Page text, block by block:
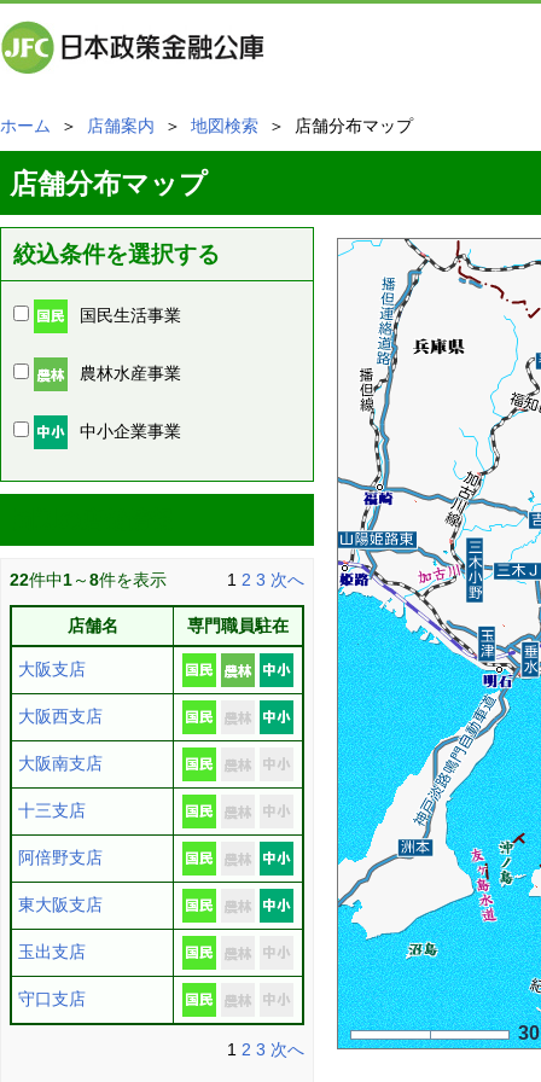
ホーム ＞ 店舗案内 ＞ 地図検索 ＞ 店舗分布マップ
店舗分布マップ
絞込条件を選択する
国民生活事業
農林水産事業
中小企業事業
22件中1～8件を表示 1 2 3 次へ
店舗名 専門職員駐在
大阪支店
大阪西支店
大阪南支店
十三支店
阿倍野支店
東大阪支店
玉出支店
守口支店
1 2 3 次へ